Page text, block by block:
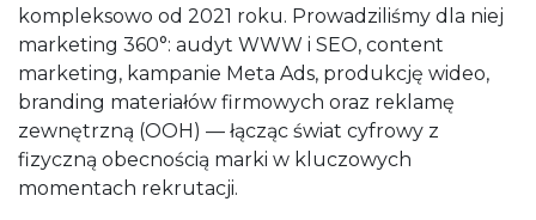
kompleksowo od 2021 roku. Prowadziliśmy dla niej
marketing 360°: audyt WWW i SEO, content
marketing, kampanie Meta Ads, produkcję wideo,
branding materiałów firmowych oraz reklamę
zewnętrzną (OOH) — łącząc świat cyfrowy z
fizyczną obecnością marki w kluczowych
momentach rekrutacji.